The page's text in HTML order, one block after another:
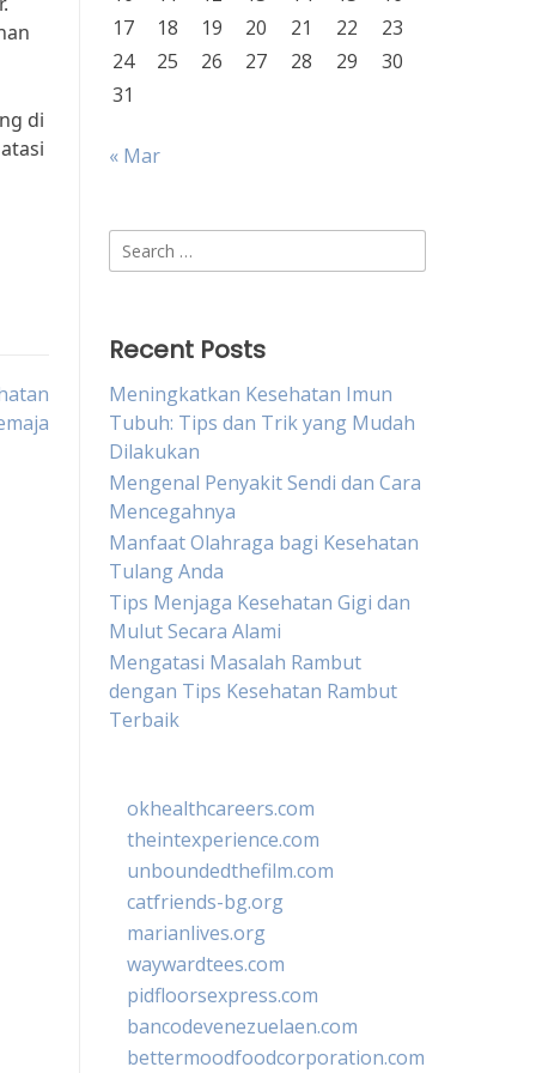
di
17
18 19 20 21 22
23
24
25 26 27 28 29
30
31
« Mar
Search
for:
Recent Posts
Meningkatkan Kesehatan Imun
Tubuh: Tips dan Trik yang Mudah
Dilakukan
Mengenal Penyakit Sendi dan Cara
Mencegahnya
Manfaat Olahraga bagi Kesehatan
Tulang Anda
Tips Menjaga Kesehatan Gigi dan
Mulut Secara Alami
Mengatasi Masalah Rambut
dengan Tips Kesehatan Rambut
Terbaik
okhealthcareers.com
theintexperience.com
unboundedthefilm.com
catfriends-bg.org
marianlives.org
waywardtees.com
pidfloorsexpress.com
bancodevenezuelaen.com
bettermoodfoodcorporation.com